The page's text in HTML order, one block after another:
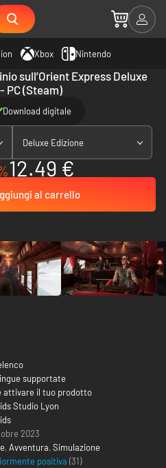
Xbox Nintendo
sull’Orient Express Deluxe
PC (Steam)
Download digitale
Deluxe Edizione
12.49 €
al carrello
supportate
attivare il tuo prodotto
Studio Lyon
2023
, Avventura, Simulazione
positiva (31)